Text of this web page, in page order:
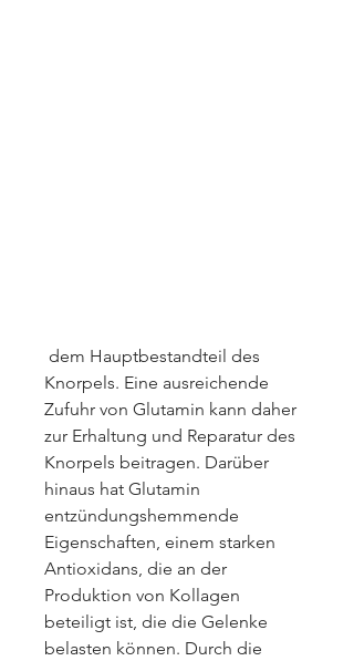
Knorpels. Eine ausreichende
Zufuhr von Glutamin kann daher
zur Erhaltung und Reparatur des
Knorpels beitragen. Darüber
hinaus hat Glutamin
entzündungshemmende
Eigenschaften, einem starken
Antioxidans, die an der
Produktion von Kollagen
beteiligt ist, die die Gelenke
belasten können. Durch die